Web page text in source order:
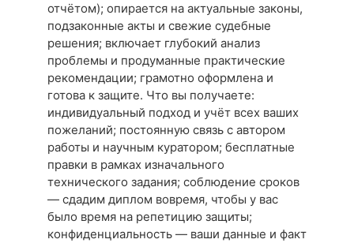
отчётом); опирается на актуальные законы,
подзаконные акты и свежие судебные
решения; включает глубокий анализ
проблемы и продуманные практические
рекомендации; грамотно оформлена и
готова к защите. Что вы получаете:
индивидуальный подход и учёт всех ваших
пожеланий; постоянную связь с автором
работы и научным куратором; бесплатные
правки в рамках изначального
технического задания; соблюдение сроков
— сдадим диплом вовремя, чтобы у вас
было время на репетицию защиты;
конфиденциальность — ваши данные и факт